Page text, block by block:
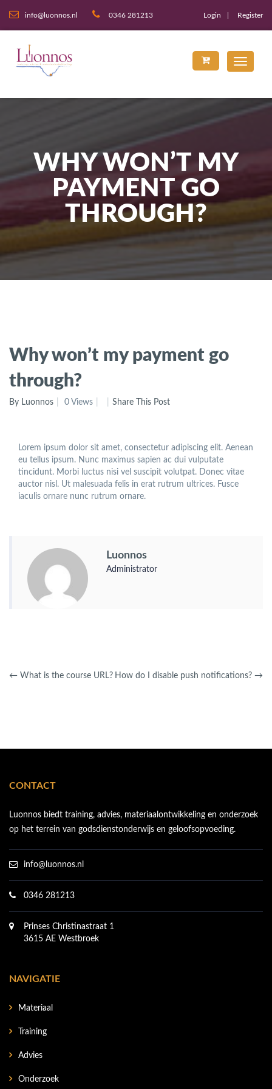
info@luonnos.nl 0346 281213 Login Register
WHY WON’T MY
PAYMENT GO
THROUGH?
Why won’t my payment go
through?
By Luonnos 0 Views Share This Post
Lorem ipsum dolor sit amet, consectetur adipiscing elit. Aenean
eu tellus ipsum. Nunc maximus sapien ac dui vulputate
tincidunt. Morbi luctus nisi vel suscipit volutpat. Donec vitae
auctor nisl. Ut malesuada felis in erat rutrum ultrices. Fusce
iaculis ornare nunc rutrum ornare.
Luonnos
Administrator
← What is the course URL? How do I disable push notifications? →
CONTACT
Luonnos biedt training, advies, materiaalontwikkeling en onderzoek
op het terrein van godsdienstonderwijs en geloofsopvoeding.
info@luonnos.nl
0346 281213
Prinses Christinastraat 1
3615 AE Westbroek
NAVIGATIE
Materiaal
Training
Advies
Onderzoek